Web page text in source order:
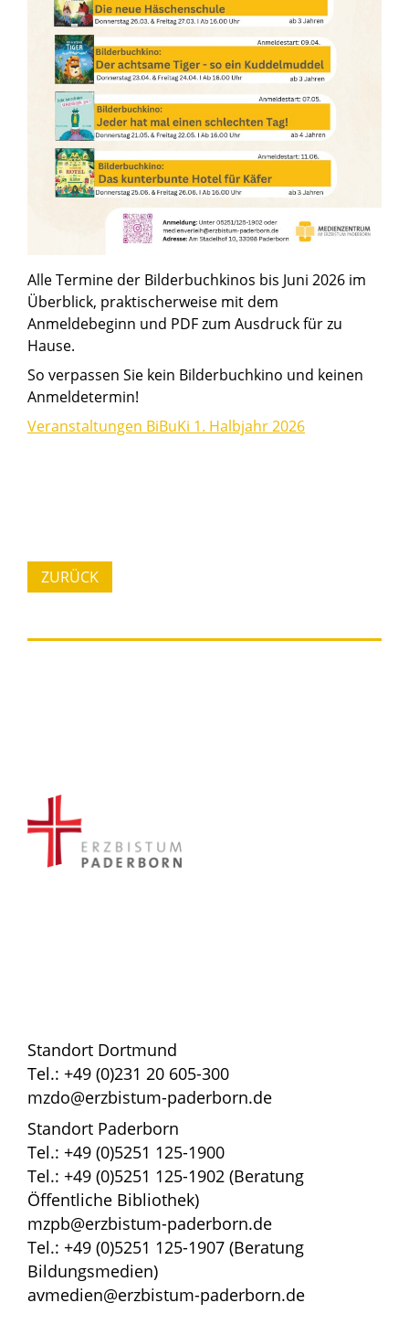
Alle Termine der Bilderbuchkinos bis Juni 2026 im
Überblick, praktischerweise mit dem
Anmeldebeginn und PDF zum Ausdruck für zu
Hause.
So verpassen Sie kein Bilderbuchkino und keinen
Anmeldetermin!
Veranstaltungen BiBuKi 1. Halbjahr 2026
ZURÜCK
Standort Dortmund
Tel.: +49 (0)231 20 605-300
mzdo@erzbistum-paderborn.de
Standort Paderborn
Tel.: +49 (0)5251 125-1900
Tel.: +49 (0)5251 125-1902 (Beratung
Öffentliche Bibliothek)
mzpb@erzbistum-paderborn.de
Tel.: +49 (0)5251 125-1907 (Beratung
Bildungsmedien)
avmedien@erzbistum-paderborn.de